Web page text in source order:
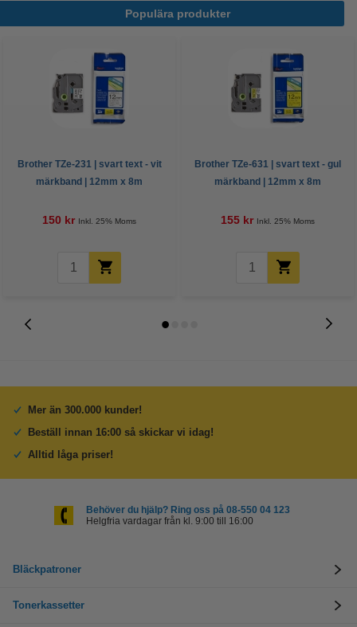
Populära produkter
Brother TZe-231 | svart text - vit
märkband | 12mm x 8m
150 kr Inkl. 25% Moms
Brother TZe-631 | svart text - gul
märkband | 12mm x 8m
155 kr Inkl. 25% Moms
Mer än 300.000 kunder!
Beställ innan 16:00 så skickar vi idag!
Alltid låga priser!
Behöver du hjälp? Ring oss på 08-550 04 123
Helgfria vardagar från kl. 9:00 till 16:00
Bläckpatroner
Tonerkassetter